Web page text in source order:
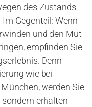
des Zustands
Gegenteil: Wenn
und den Mut
empfinden Sie
Denn
wie bei
werden Sie
erhalten